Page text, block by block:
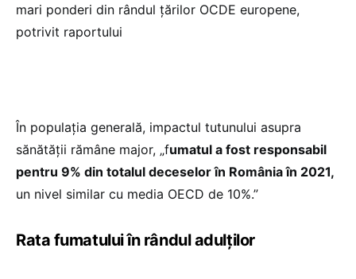
mari ponderi din rândul țărilor OCDE europene,
potrivit raportului
În populația generală, impactul tutunului asupra
sănătății rămâne major, „fumatul a fost responsabil
pentru 9% din totalul deceselor în România în 2021,
un nivel similar cu media OECD de 10%.”
Rata fumatului în rândul adulților